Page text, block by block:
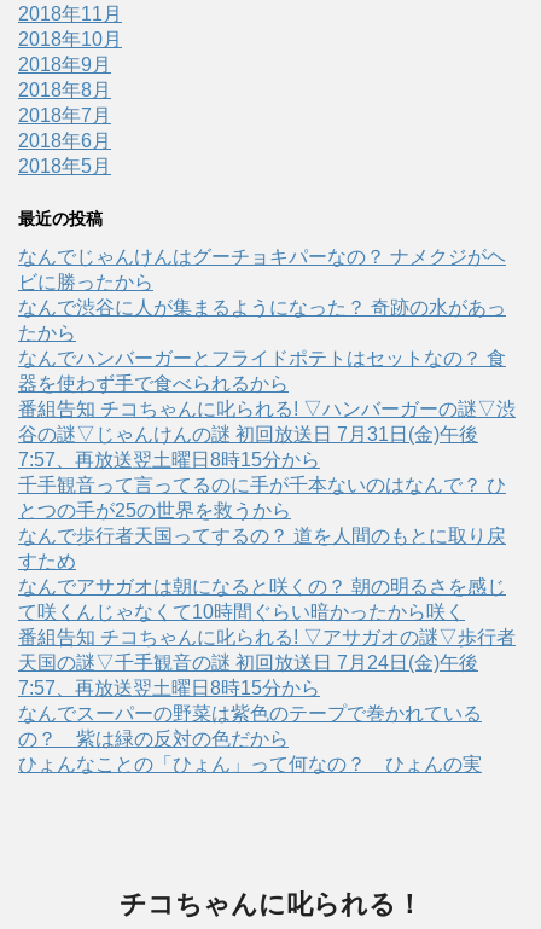
2018年11月
2018年10月
2018年9月
2018年8月
2018年7月
2018年6月
2018年5月
最近の投稿
なんでじゃんけんはグーチョキパーなの？ ナメクジがヘ
ビに勝ったから
なんで渋谷に人が集まるようになった？ 奇跡の水があっ
たから
なんでハンバーガーとフライドポテトはセットなの？ 食
器を使わず手で食べられるから
番組告知 チコちゃんに叱られる! ▽ハンバーガーの謎▽渋
谷の謎▽じゃんけんの謎 初回放送日 7月31日(金)午後
7:57、再放送翌土曜日8時15分から
千手観音って言ってるのに手が千本ないのはなんで？ ひ
とつの手が25の世界を救うから
なんで歩行者天国ってするの？ 道を人間のもとに取り戻
すため
なんでアサガオは朝になると咲くの？ 朝の明るさを感じ
て咲くんじゃなくて10時間ぐらい暗かったから咲く
番組告知 チコちゃんに叱られる! ▽アサガオの謎▽歩行者
天国の謎▽千手観音の謎 初回放送日 7月24日(金)午後
7:57、再放送翌土曜日8時15分から
なんでスーパーの野菜は紫色のテープで巻かれている
の？ 紫は緑の反対の色だから
ひょんなことの「ひょん」って何なの？ ひょんの実
チコちゃんに叱られる！